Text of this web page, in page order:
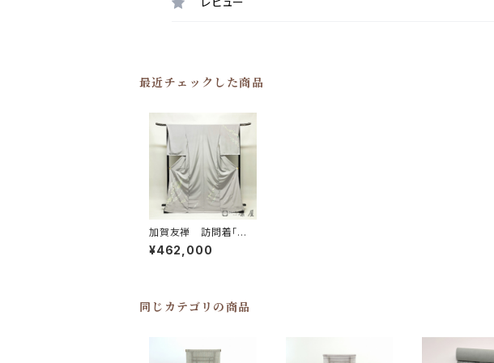
最近チェックした商品
加賀友禅 訪問着「切
絵唐草」
¥462,000
同じカテゴリの商品